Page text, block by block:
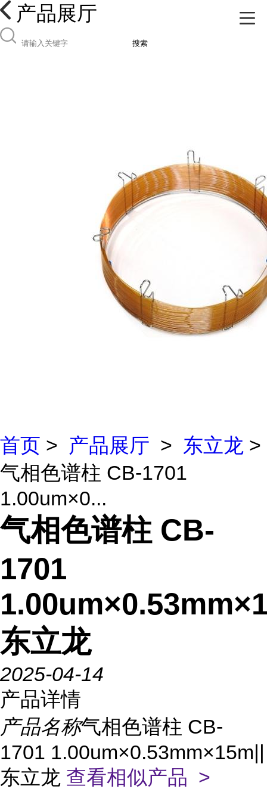
产品展厅
搜索
首页 > 产品展厅 > 东立龙 >
气相色谱柱 CB-1701
1.00um×0...
气相色谱柱 CB-
1701
东立龙
2025-04-14
产品详情
产品名称气相色谱柱 CB-
1701 1.00um×0.53mm×15m||
东立龙 查看相似产品 >